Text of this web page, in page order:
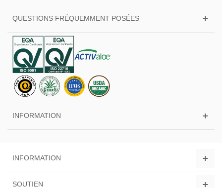
QUESTIONS FRÉQUEMMENT POSÉES
INFORMATION
INFORMATION
SOUTIEN